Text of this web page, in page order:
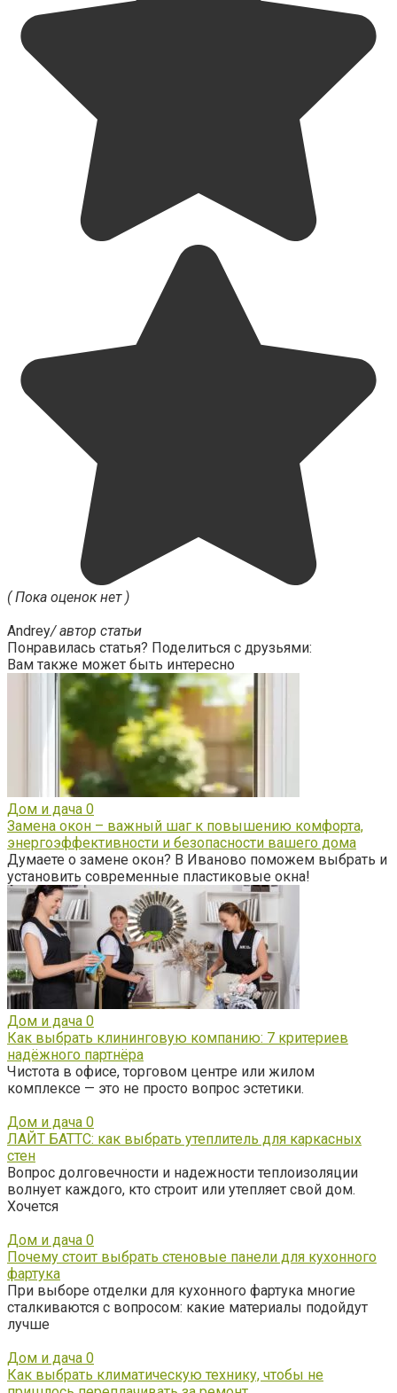
( Пока оценок нет )
Andrey/ автор статьи
Понравилась статья? Поделиться с друзьями:
Вам также может быть интересно
Дом и дача 0
Замена окон – важный шаг к повышению комфорта,
энергоэффективности и безопасности вашего дома
Думаете о замене окон? В Иваново поможем выбрать и
установить современные пластиковые окна!
Дом и дача 0
Как выбрать клининговую компанию: 7 критериев
надёжного партнёра
Чистота в офисе, торговом центре или жилом
комплексе — это не просто вопрос эстетики.
Дом и дача 0
ЛАЙТ БАТТС: как выбрать утеплитель для каркасных
стен
Вопрос долговечности и надежности теплоизоляции
волнует каждого, кто строит или утепляет свой дом.
Хочется
Дом и дача 0
Почему стоит выбрать стеновые панели для кухонного
фартука
При выборе отделки для кухонного фартука многие
сталкиваются с вопросом: какие материалы подойдут
лучше
Дом и дача 0
Как выбрать климатическую технику, чтобы не